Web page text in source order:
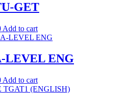
GET
Current
price
฿2,600.00.
Add to cart
LEVEL ENG
Current
price
Add to cart